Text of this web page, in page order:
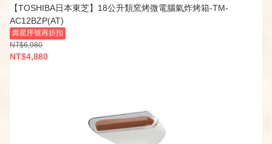
【TOSHIBA日本東芝】18公升類窯烤微電腦氣炸烤箱-TM-
AC12BZP(AT)
壽星序號再折扣
NT$6,980
NT$4,880